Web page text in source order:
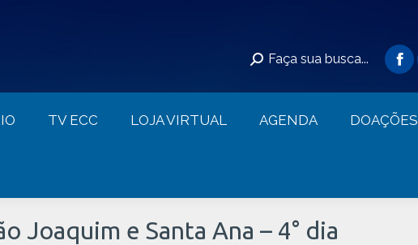
Faça sua busca...
TV ECC LOJA VIRTUAL AGENDA DOAÇÕES
Joaquim e Santa Ana – 4° dia